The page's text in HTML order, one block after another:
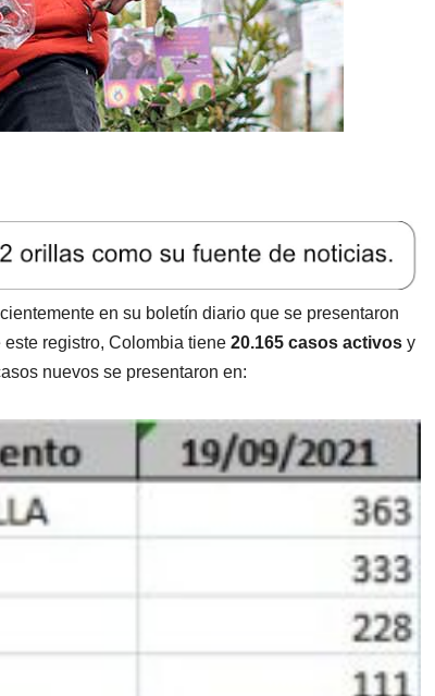
en su boletín diario que se presentaron
registro, Colombia tiene 20.165 casos activos y
nuevos se presentaron en: